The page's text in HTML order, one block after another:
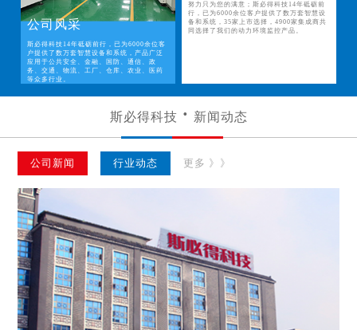
公司风采
斯必得科技14年砥砺前行，已为6000余位客
户提供了数万套智慧设备和系统，产品广泛
应用于公共安全、金融、国防、通信、政
务、交通、物流、工厂、仓库、农业、医药
等众多行业。
努力只为您的满意；斯必得科技14年砥砺前
行，已为6000余位客户提供了数万套智慧设
备和系统，35家上市选择，4900家集成商共
同选择了我们的动力环境监控产品。
斯必得科技 新闻动态
公司新闻 行业动态 更多 》》